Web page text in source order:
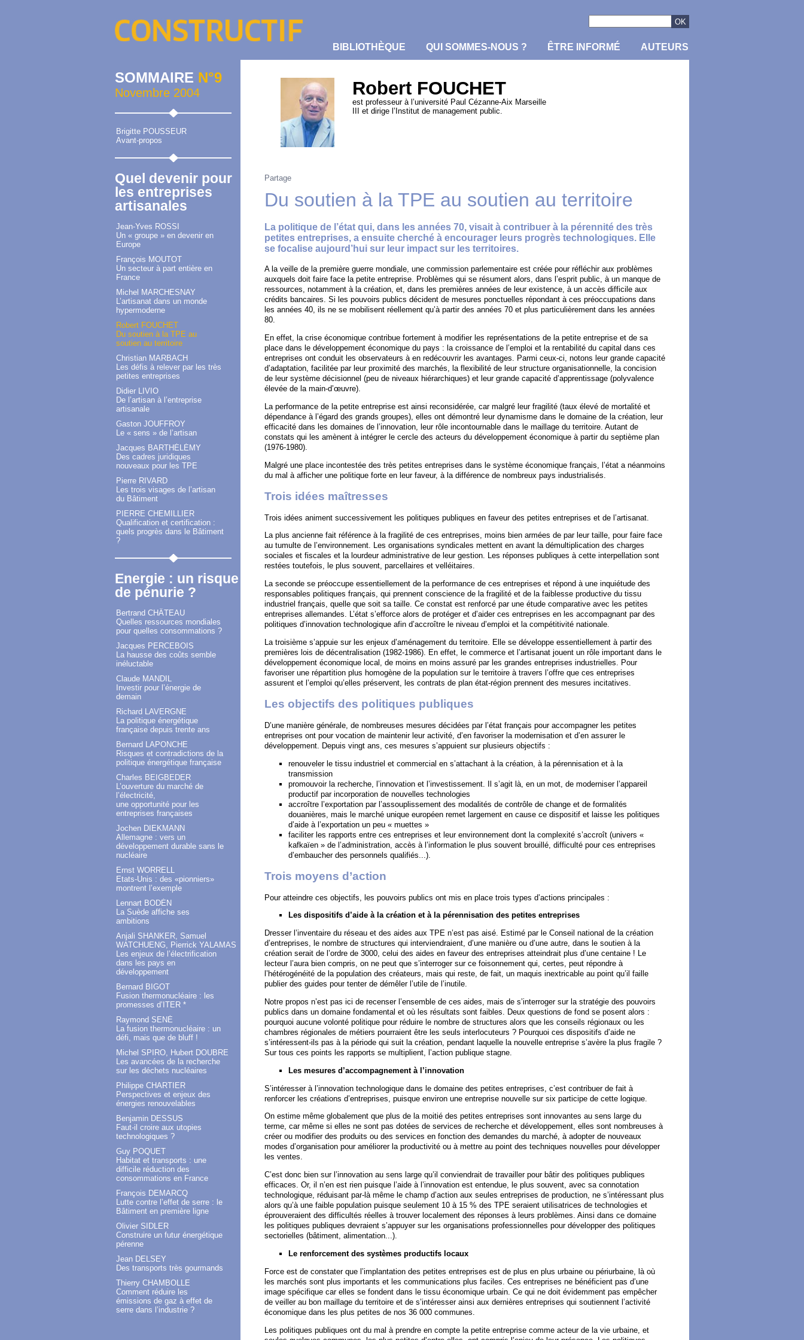
BIBLIOTHÈQUE QUI SOMMES-NOUS ? ÊTRE INFORMÉ AUTEURS
SOMMAIRE N°9
Novembre 2004
Brigitte POUSSEUR
Avant-propos
Quel devenir pour
les entreprises
artisanales
Jean-Yves ROSSI
Un « groupe » en devenir en
Europe
François MOUTOT
Un secteur à part entière en
France
Michel MARCHESNAY
L’artisanat dans un monde
hypermoderne
Robert FOUCHET
Du soutien à la TPE au
soutien au territoire
Christian MARBACH
Les défis à relever par les très
petites entreprises
Didier LIVIO
De l’artisan à l’entreprise
artisanale
Gaston JOUFFROY
Le « sens » de l’artisan
Jacques BARTHÉLÉMY
Des cadres juridiques
nouveaux pour les TPE
Pierre RIVARD
Les trois visages de l’artisan
du Bâtiment
PIERRE CHEMILLIER
Qualification et certification :
quels progrès dans le Bâtiment
?
Energie : un risque
de pénurie ?
Bertrand CHÂTEAU
Quelles ressources mondiales
pour quelles consommations ?
Jacques PERCEBOIS
La hausse des coûts semble
inéluctable
Claude MANDIL
Investir pour l’énergie de
demain
Richard LAVERGNE
La politique énergétique
française depuis trente ans
Bernard LAPONCHE
Risques et contradictions de la
politique énergétique française
Charles BEIGBEDER
L’ouverture du marché de
l’électricité,
une opportunité pour les
entreprises françaises
Jochen DIEKMANN
Allemagne : vers un
développement durable sans le
nucléaire
Ernst WORRELL
Etats-Unis : des «pionniers»
montrent l’exemple
Lennart BODÉN
La Suède affiche ses
ambitions
Anjali SHANKER, Samuel
WATCHUENG, Pierrick YALAMAS
Les enjeux de l’électrification
dans les pays en
développement
Bernard BIGOT
Fusion thermonucléaire : les
promesses d’ITER *
Raymond SENÉ
La fusion thermonucléaire : un
défi, mais que de bluff !
Michel SPIRO, Hubert DOUBRE
Les avancées de la recherche
sur les déchets nucléaires
Philippe CHARTIER
Perspectives et enjeux des
énergies renouvelables
Benjamin DESSUS
Faut-il croire aux utopies
technologiques ?
Guy POQUET
Habitat et transports : une
difficile réduction des
consommations en France
François DEMARCQ
Lutte contre l’effet de serre : le
Bâtiment en première ligne
Olivier SIDLER
Construire un futur énergétique
pérenne
Jean DELSEY
Des transports très gourmands
Thierry CHAMBOLLE
Comment réduire les
émissions de gaz à effet de
serre dans l’industrie ?
Robert FOUCHET
est professeur à l’université Paul Cézanne-Aix Marseille
III et dirige l’Institut de management public.
Partage
Du soutien à la TPE au soutien au territoire
La politique de l’état qui, dans les années 70, visait à contribuer à la pérennité des très
petites entreprises, a ensuite cherché à encourager leurs progrès technologiques. Elle
se focalise aujourd’hui sur leur impact sur les territoires.
A la veille de la première guerre mondiale, une commission parlementaire est créée pour réfléchir aux problèmes
auxquels doit faire face la petite entreprise. Problèmes qui se résument alors, dans l’esprit public, à un manque de
ressources, notamment à la création, et, dans les premières années de leur existence, à un accès difficile aux
crédits bancaires. Si les pouvoirs publics décident de mesures ponctuelles répondant à ces préoccupations dans
les années 40, ils ne se mobilisent réellement qu’à partir des années 70 et plus particulièrement dans les années
80.
En effet, la crise économique contribue fortement à modifier les représentations de la petite entreprise et de sa
place dans le développement économique du pays : la croissance de l’emploi et la rentabilité du capital dans ces
entreprises ont conduit les observateurs à en redécouvrir les avantages. Parmi ceux-ci, notons leur grande capacité
d’adaptation, facilitée par leur proximité des marchés, la flexibilité de leur structure organisationnelle, la concision
de leur système décisionnel (peu de niveaux hiérarchiques) et leur grande capacité d’apprentissage (polyvalence
élevée de la main-d’œuvre).
La performance de la petite entreprise est ainsi reconsidérée, car malgré leur fragilité (taux élevé de mortalité et
dépendance à l’égard des grands groupes), elles ont démontré leur dynamisme dans le domaine de la création, leur
efficacité dans les domaines de l’innovation, leur rôle incontournable dans le maillage du territoire. Autant de
constats qui les amènent à intégrer le cercle des acteurs du développement économique à partir du septième plan
(1976-1980).
Malgré une place incontestée des très petites entreprises dans le système économique français, l’état a néanmoins
du mal à afficher une politique forte en leur faveur, à la différence de nombreux pays industrialisés.
Trois idées maîtresses
Trois idées animent successivement les politiques publiques en faveur des petites entreprises et de l’artisanat.
La plus ancienne fait référence à la fragilité de ces entreprises, moins bien armées de par leur taille, pour faire face
au tumulte de l’environnement. Les organisations syndicales mettent en avant la démultiplication des charges
sociales et fiscales et la lourdeur administrative de leur gestion. Les réponses publiques à cette interpellation sont
restées toutefois, le plus souvent, parcellaires et velléitaires.
La seconde se préoccupe essentiellement de la performance de ces entreprises et répond à une inquiétude des
responsables politiques français, qui prennent conscience de la fragilité et de la faiblesse productive du tissu
industriel français, quelle que soit sa taille. Ce constat est renforcé par une étude comparative avec les petites
entreprises allemandes. L’état s’efforce alors de protéger et d’aider ces entreprises en les accompagnant par des
politiques d’innovation technologique afin d’accroître le niveau d’emploi et la compétitivité nationale.
La troisième s’appuie sur les enjeux d’aménagement du territoire. Elle se développe essentiellement à partir des
premières lois de décentralisation (1982-1986). En effet, le commerce et l’artisanat jouent un rôle important dans le
développement économique local, de moins en moins assuré par les grandes entreprises industrielles. Pour
favoriser une répartition plus homogène de la population sur le territoire à travers l’offre que ces entreprises
assurent et l’emploi qu’elles préservent, les contrats de plan état-région prennent des mesures incitatives.
Les objectifs des politiques publiques
D’une manière générale, de nombreuses mesures décidées par l’état français pour accompagner les petites
entreprises ont pour vocation de maintenir leur activité, d’en favoriser la modernisation et d’en assurer le
développement. Depuis vingt ans, ces mesures s’appuient sur plusieurs objectifs :
renouveler le tissu industriel et commercial en s’attachant à la création, à la pérennisation et à la
transmission
promouvoir la recherche, l’innovation et l’investissement. Il s’agit là, en un mot, de moderniser l’appareil
productif par incorporation de nouvelles technologies
accroître l’exportation par l’assouplissement des modalités de contrôle de change et de formalités
douanières, mais le marché unique européen remet largement en cause ce dispositif et laisse les politiques
d’aide à l’exportation un peu « muettes »
faciliter les rapports entre ces entreprises et leur environnement dont la complexité s’accroît (univers «
kafkaïen » de l’administration, accès à l’information le plus souvent brouillé, difficulté pour ces entreprises
d’embaucher des personnels qualifiés...).
Trois moyens d’action
Pour atteindre ces objectifs, les pouvoirs publics ont mis en place trois types d’actions principales :
Les dispositifs d’aide à la création et à la pérennisation des petites entreprises
Dresser l’inventaire du réseau et des aides aux TPE n’est pas aisé. Estimé par le Conseil national de la création
d’entreprises, le nombre de structures qui interviendraient, d’une manière ou d’une autre, dans le soutien à la
création serait de l’ordre de 3000, celui des aides en faveur des entreprises atteindrait plus d’une centaine ! Le
lecteur l’aura bien compris, on ne peut que s’interroger sur ce foisonnement qui, certes, peut répondre à
l’hétérogénéité de la population des créateurs, mais qui reste, de fait, un maquis inextricable au point qu’il faille
publier des guides pour tenter de démêler l’utile de l’inutile.
Notre propos n’est pas ici de recenser l’ensemble de ces aides, mais de s’interroger sur la stratégie des pouvoirs
publics dans un domaine fondamental et où les résultats sont faibles. Deux questions de fond se posent alors :
pourquoi aucune volonté politique pour réduire le nombre de structures alors que les conseils régionaux ou les
chambres régionales de métiers pourraient être les seuls interlocuteurs ? Pourquoi ces dispositifs d’aide ne
s’intéressent-ils pas à la période qui suit la création, pendant laquelle la nouvelle entreprise s’avère la plus fragile ?
Sur tous ces points les rapports se multiplient, l’action publique stagne.
Les mesures d’accompagnement à l’innovation
S’intéresser à l’innovation technologique dans le domaine des petites entreprises, c’est contribuer de fait à
renforcer les créations d’entreprises, puisque environ une entreprise nouvelle sur six participe de cette logique.
On estime même globalement que plus de la moitié des petites entreprises sont innovantes au sens large du
terme, car même si elles ne sont pas dotées de services de recherche et développement, elles sont nombreuses à
créer ou modifier des produits ou des services en fonction des demandes du marché, à adopter de nouveaux
modes d’organisation pour améliorer la productivité ou à mettre au point des techniques nouvelles pour développer
les ventes.
C’est donc bien sur l’innovation au sens large qu’il conviendrait de travailler pour bâtir des politiques publiques
efficaces. Or, il n’en est rien puisque l’aide à l’innovation est entendue, le plus souvent, avec sa connotation
technologique, réduisant par-là même le champ d’action aux seules entreprises de production, ne s’intéressant plus
alors qu’à une faible population puisque seulement 10 à 15 % des TPE seraient utilisatrices de technologies et
éprouveraient des difficultés réelles à trouver localement des réponses à leurs problèmes. Ainsi dans ce domaine
les politiques publiques devraient s’appuyer sur les organisations professionnelles pour développer des politiques
sectorielles (bâtiment, alimentation...).
Le renforcement des systèmes productifs locaux
Force est de constater que l’implantation des petites entreprises est de plus en plus urbaine ou périurbaine, là où
les marchés sont plus importants et les communications plus faciles. Ces entreprises ne bénéficient pas d’une
image spécifique car elles se fondent dans le tissu économique urbain. Ce qui ne doit évidemment pas empêcher
de veiller au bon maillage du territoire et de s’intéresser ainsi aux dernières entreprises qui soutiennent l’activité
économique dans les plus petites de nos 36 000 communes.
Les politiques publiques ont du mal à prendre en compte la petite entreprise comme acteur de la vie urbaine, et